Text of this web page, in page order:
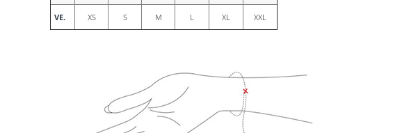
VE. XS S M L XL XXL